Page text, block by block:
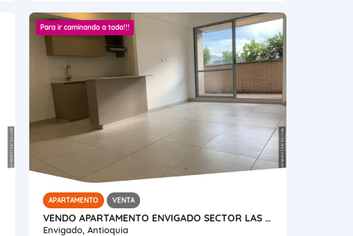
Para ir caminando a todo!!!
APARTAMENTO VENTA
VENDO APARTAMENTO ENVIGADO SECTOR LAS VEGAS VIVA ENVIGADO
Envigado, Antioquia